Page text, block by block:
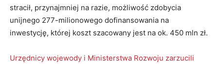
stracił, przynajmniej na razie, możliwość zdobycia
unijnego 277-milionowego dofinansowania na
inwestycję, której koszt szacowany jest na ok. 450 mln zł.
Urzędnicy wojewody i Ministerstwa Rozwoju zarzucili